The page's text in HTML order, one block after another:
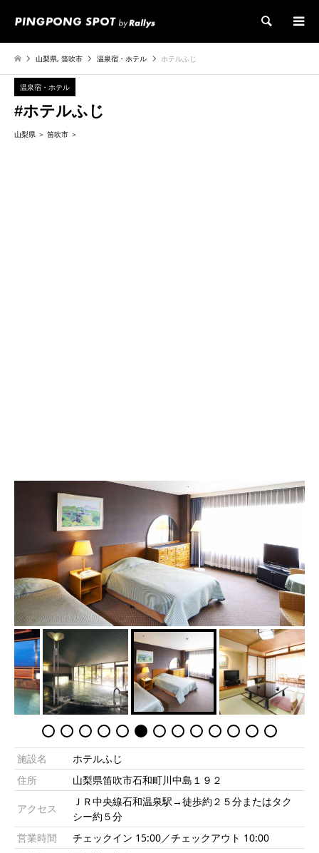
検索
山梨県,笛吹市 温泉宿・ホテル ホテルふじ
温泉宿・ホテル
#ホテルふじ
山梨県 笛吹市
施設名
ホテルふじ
住所
山梨県笛吹市石和町川中島１９２
アクセス
ＪＲ中央線石和温泉駅→徒歩約２５分またはタク
シー約５分
営業時間
チェックイン 15:00／チェックアウト 10:00